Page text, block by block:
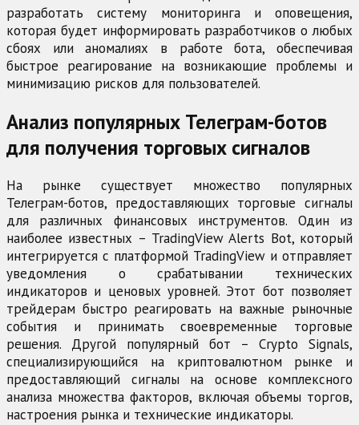
разработать систему мониторинга и оповещения,
которая будет информировать разработчиков о любых
сбоях или аномалиях в работе бота, обеспечивая
быстрое реагирование на возникающие проблемы и
минимизацию рисков для пользователей.
Анализ популярных Телеграм-ботов
для получения торговых сигналов
На рынке существует множество популярных
Телеграм-ботов, предоставляющих торговые сигналы
для различных финансовых инструментов. Один из
наиболее известных – TradingView Alerts Bot, который
интегрируется с платформой TradingView и отправляет
уведомления о срабатывании технических
индикаторов и ценовых уровней. Этот бот позволяет
трейдерам быстро реагировать на важные рыночные
события и принимать своевременные торговые
решения. Другой популярный бот – Crypto Signals,
специализирующийся на криптовалютном рынке и
предоставляющий сигналы на основе комплексного
анализа множества факторов, включая объемы торгов,
настроения рынка и технические индикаторы.